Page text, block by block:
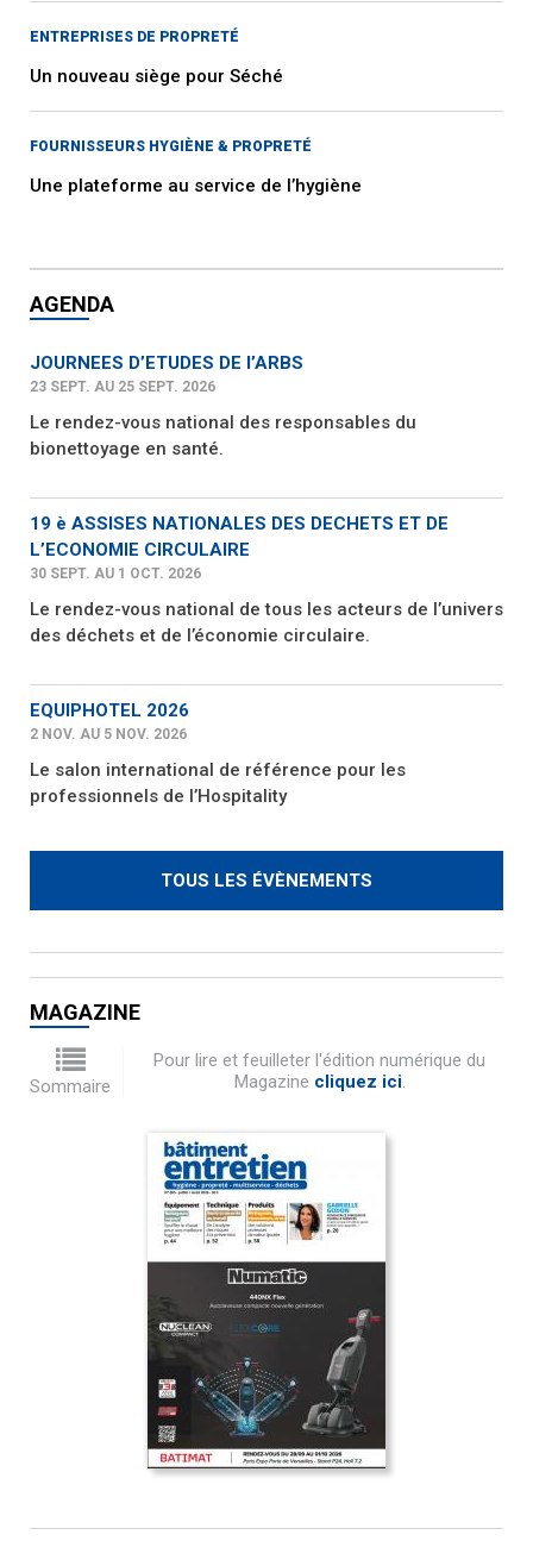
ENTREPRISES DE PROPRETÉ
Un nouveau siège pour Séché
FOURNISSEURS HYGIÈNE & PROPRETÉ
Une plateforme au service de l’hygiène
AGENDA
JOURNEES D’ETUDES DE l’ARBS
23 SEPT. AU 25 SEPT. 2026
Le rendez-vous national des responsables du
bionettoyage en santé.
19 è ASSISES NATIONALES DES DECHETS ET DE
L’ECONOMIE CIRCULAIRE
30 SEPT. AU 1 OCT. 2026
Le rendez-vous national de tous les acteurs de l’univers
des déchets et de l’économie circulaire.
EQUIPHOTEL 2026
2 NOV. AU 5 NOV. 2026
Le salon international de référence pour les
professionnels de l’Hospitality
TOUS LES ÉVÈNEMENTS
MAGAZINE
Sommaire
Pour lire et feuilleter l'édition numérique du
Magazine cliquez ici.